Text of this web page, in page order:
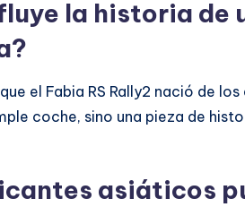
la historia de
el Fabia RS Rally2 nació de
coche, sino una pieza de
asiáticos